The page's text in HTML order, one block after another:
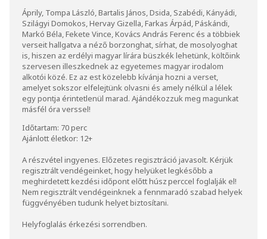
Áprily, Tompa László, Bartalis János, Dsida, Szabédi, Kányádi,
Szilágyi Domokos, Hervay Gizella, Farkas Árpád, Páskándi,
Markó Béla, Fekete Vince, Kovács András Ferenc és a többiek
verseit hallgatva a néző borzonghat, sírhat, de mosolyoghat
is, hiszen az erdélyi magyar lírára büszkék lehetünk, költőink
szervesen illeszkednek az egyetemes magyar irodalom
alkotói közé. Ez az est közelebb kívánja hozni a verset,
amelyet sokszor elfelejtünk olvasni és amely nélkül a lélek
egy pontja érintetlenül marad. Ajándékozzuk meg magunkat
másfél óra verssel!
Időtartam: 70 perc
Ajánlott életkor: 12+
A részvétel ingyenes. Előzetes regisztráció javasolt. Kérjük
regisztrált vendégeinket, hogy helyüket legkésőbb a
meghirdetett kezdési időpont előtt húsz perccel foglalják el!
Nem regisztrált vendégeinknek a fennmaradó szabad helyek
függvényében tudunk helyet biztosítani.
Helyfoglalás érkezési sorrendben.